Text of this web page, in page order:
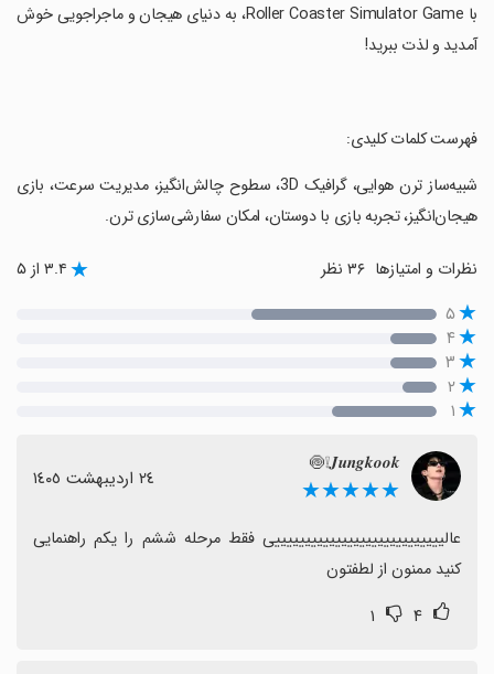
‏با Roller Coaster Simulator Game، به دنیای هیجان و ماجراجویی خوش
آمدید و لذت ببرید!
‏فهرست کلمات کلیدی:
‏شبیه‌ساز ترن هوایی، گرافیک 3D، سطوح چالش‌انگیز، مدیریت سرعت، بازی
هیجان‌انگیز، تجربه بازی با دوستان، امکان سفارشی‌سازی ترن.
نظرات و امتیازها ۳.۴ از ۵
۵
۴
۳
۲
۱
𝑱𝒖𝒏𝒈𝒌𝒐𝒐𝒌❕️🍥
★★★★★ ٢٤ اردیبهشت ١٤٠٥
کنید ممنون از لطفتون
۴ ۱